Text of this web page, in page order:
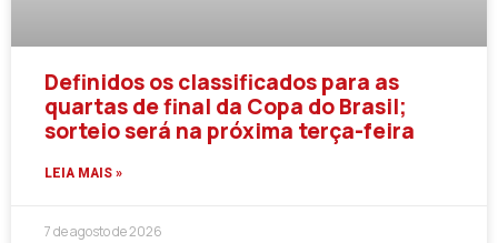
Definidos os classificados para as
quartas de final da Copa do Brasil;
sorteio será na próxima terça-feira
LEIA MAIS »
7 de agosto de 2026